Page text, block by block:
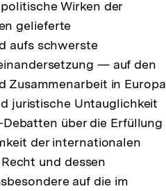
Wirken der
gelieferte
aufs schwerste
— auf den
Zusammenarbeit in Europa
juristische Untauglichkeit
über die Erfüllung
der internationalen
und dessen
auf die im